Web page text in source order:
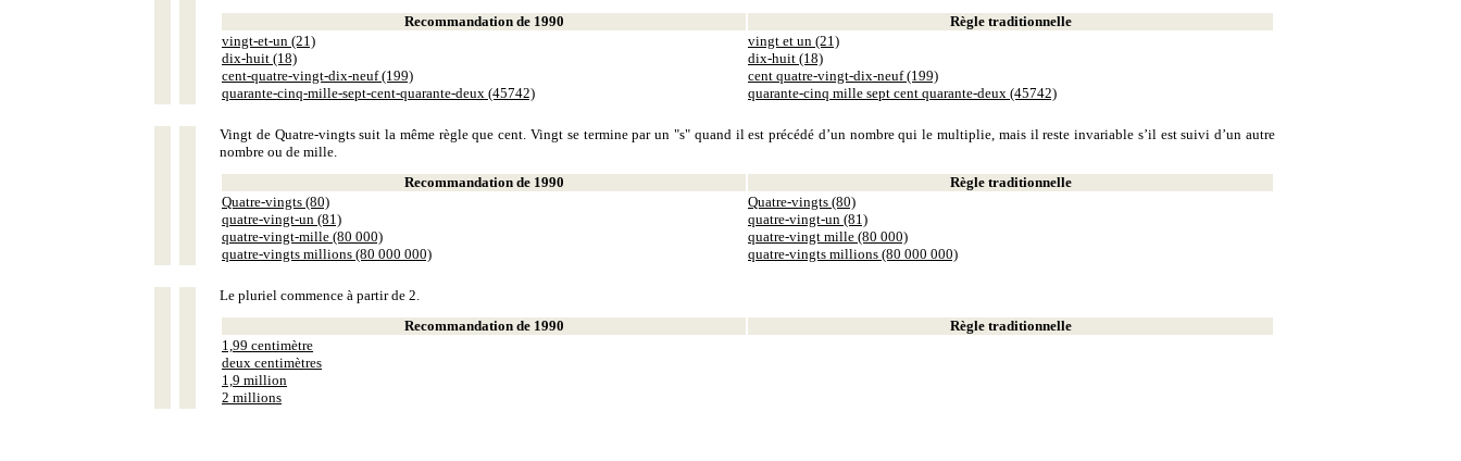
Recommandation de 1990
Règle traditionnelle
vingt-et-un (21)
dix-huit (18)
cent-quatre-vingt-dix-neuf (199)
quarante-cinq-mille-sept-cent-quarante-deux (45742)
vingt et un (21)
dix-huit (18)
cent quatre-vingt-dix-neuf (199)
quarante-cinq mille sept cent quarante-deux (45742)
Vingt de Quatre-vingts suit la même règle que cent. Vingt se termine par un "s" quand il est précédé d’un nombre qui le multiplie, mais il reste invariable s’il est suivi d’un autre
nombre ou de mille.
Recommandation de 1990
Règle traditionnelle
Quatre-vingts (80)
quatre-vingt-un (81)
quatre-vingt-mille (80 000)
quatre-vingts millions (80 000 000)
Quatre-vingts (80)
quatre-vingt-un (81)
quatre-vingt mille (80 000)
quatre-vingts millions (80 000 000)
Le pluriel commence à partir de 2.
Recommandation de 1990
Règle traditionnelle
1,99 centimètre
deux centimètres
1,9 million
2 millions